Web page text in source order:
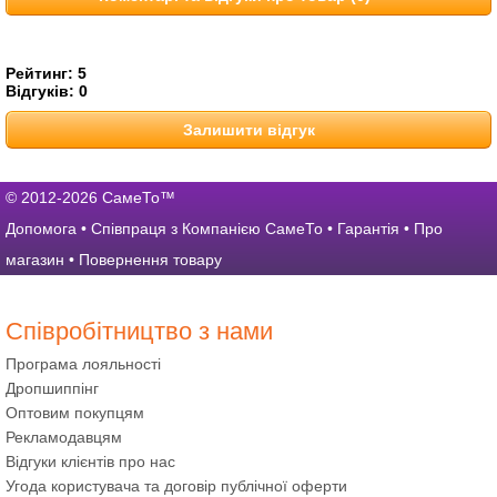
Рейтинг: 5
Відгуків: 0
Залишити відгук
© 2012-2026 СамеТо™
Допомога • Співпраця з Компанією СамеТо • Гарантія • Про
магазин • Повернення товару
Співробітництво з нами
Програма лояльності
Дропшиппінг
Оптовим покупцям
Рекламодавцям
Відгуки клієнтів про нас
Угода користувача та договір публічної оферти